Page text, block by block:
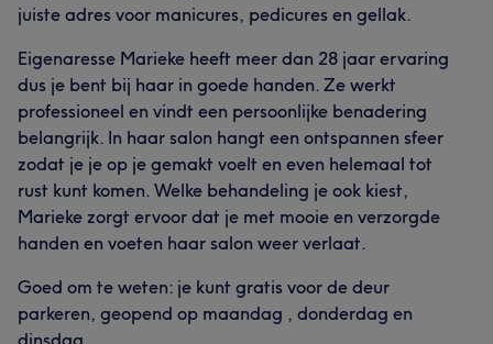
juiste adres voor manicures, pedicures en gellak.
Eigenaresse Marieke heeft meer dan 28 jaar ervaring
dus je bent bij haar in goede handen. Ze werkt
professioneel en vindt een persoonlijke benadering
belangrijk. In haar salon hangt een ontspannen sfeer
zodat je je op je gemakt voelt en even helemaal tot
rust kunt komen. Welke behandeling je ook kiest,
Marieke zorgt ervoor dat je met mooie en verzorgde
handen en voeten haar salon weer verlaat.
Goed om te weten: je kunt gratis voor de deur
parkeren, geopend op maandag , donderdag en
dinsdag.